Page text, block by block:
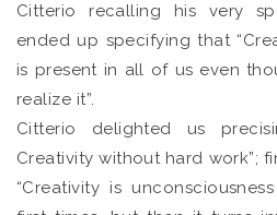
Citterio recalling his very
ended up specifying that
is present in all of us even
realize it”.
Citterio delighted us
Creativity without hard work”;
“Creativity is